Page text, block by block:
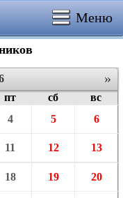
Меню
»
пт сб
вс
4 5 6
11 12 13
18 19 20